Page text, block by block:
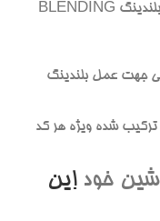
پارچه مخصوص سفارشي جهت عمل بلندينگ BLENDING
جهت عمل بلندينگ
شده ويژه هر کد
خوداين